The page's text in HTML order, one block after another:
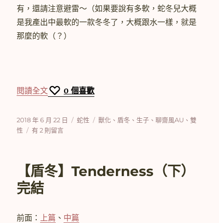
有，還請注意避雷～（如果要說有多軟，蛇冬兒大概
是我產出中最軟的一款冬冬了，大概跟水一樣，就是
那麼的軟（？）
閱讀全文〈【盾冬】蛇性 (5)〉
0 個喜歡
發
佈
2018 年 6 月 22 日
分
蛇性
標
獸化 、 盾冬 、 生子 、聊齋風AU 、雙
性
在
性
(5)〉
中
有 2 則留言
【盾冬】Tenderness（下）
完結
前面： 上篇 、 中篇